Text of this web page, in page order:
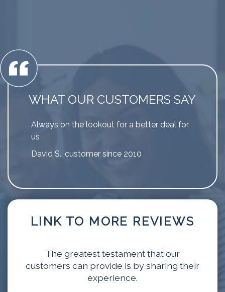
WHAT OUR CUSTOMERS SAY
Always on the lookout for a better deal for
us
David S., customer since 2010
LINK TO MORE REVIEWS
The greatest testament that our
customers can provide is by sharing their
experience.